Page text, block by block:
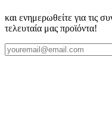
και ενημερωθείτε για τις
τελευταία μας προϊόντα!